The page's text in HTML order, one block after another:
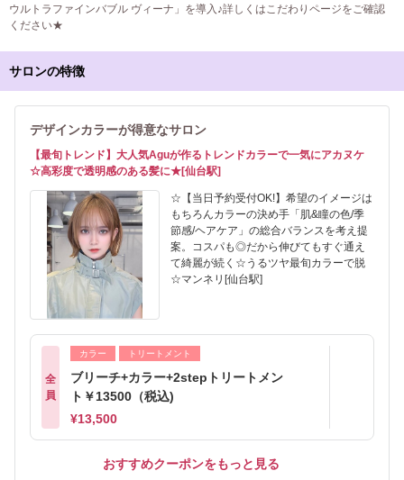
ウルトラファインバブル ヴィーナ」を導入♪詳しくはこだわりページをご確認
ください★
サロンの特徴
デザインカラーが得意なサロン
【最旬トレンド】大人気Aguが作るトレンドカラーで一気にアカヌケ
☆高彩度で透明感のある髪に★[仙台駅]
☆【当日予約受付OK!】希望のイメージは
もちろんカラーの決め手「肌&瞳の色/季
節感/ヘアケア」の総合バランスを考え提
案。コスパも◎だから伸びてもすぐ通え
て綺麗が続く☆うるツヤ最旬カラーで脱
☆マンネリ[仙台駅]
全
員
カラー トリートメント
ブリーチ+カラー+2stepトリートメン
ト￥13500（税込)
¥13,500
おすすめクーポンをもっと見る